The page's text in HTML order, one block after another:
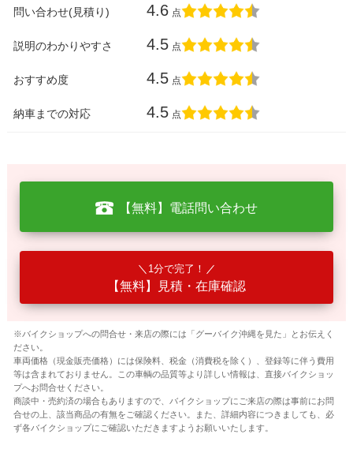
問い合わせ(見積り) 4.6 点
説明のわかりやすさ 4.5 点
おすすめ度 4.5 点
納車までの対応 4.5 点
【無料】電話問い合わせ
1分で完了！
【無料】見積・在庫確認
※バイクショップへの問合せ・来店の際には「グーバイク沖縄を見た」とお伝えく
ださい。
車両価格（現金販売価格）には保険料、税金（消費税を除く）、登録等に伴う費用
等は含まれておりません。この車輌の品質等より詳しい情報は、直接バイクショッ
プへお問合せください。
商談中・売約済の場合もありますので、バイクショップにご来店の際は事前にお問
合せの上、該当商品の有無をご確認ください。また、詳細内容につきましても、必
ず各バイクショップにご確認いただきますようお願いいたします。